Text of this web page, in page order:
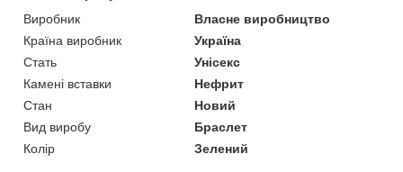
Виробник
Власне виробництво
Країна виробник
Україна
Стать
Унісекс
Камені вставки
Нефрит
Стан
Новий
Вид виробу
Браслет
Колір
Зелений